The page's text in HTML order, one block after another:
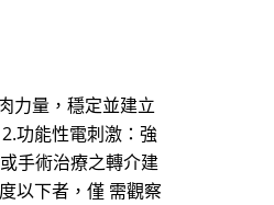
力量，穩定並建立
功能性電刺激：強
手術治療之轉介建
以下者，僅 需觀察